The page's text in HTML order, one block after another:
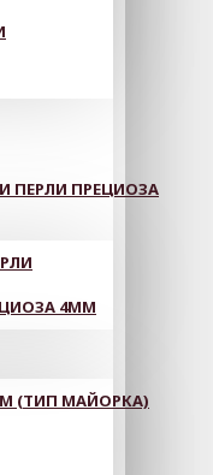
ПЕРЛИ ПРЕЦИОЗА
4ММ
(ТИП МАЙОРКА)